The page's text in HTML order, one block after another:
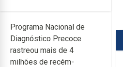
Programa Nacional de
Diagnóstico Precoce
rastreou mais de 4
milhões de recém-